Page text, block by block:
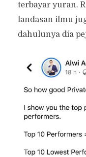
terbayar yuran.
landasan ilmu
dahulunya dia